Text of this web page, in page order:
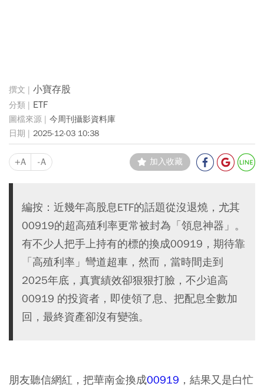
小寶存股
ETF
今周刊攝影資料庫
2025-12-03 10:38
+A -A 加入收藏
編按：近幾年高股息ETF的話題從沒退燒，尤其
00919的超高殖利率更常被封為「領息神器」。
有不少人把手上持有的標的換成00919，期待靠
「高殖利率」彎道超車，然而，當時間走到
2025年底，真實績效卻狠狠打臉，不少追高
00919 的投資者，即使領了息、把配息全數加
回，最終資產卻沒有變強。
朋友聽信網紅，把華南金換成00919 ，結果又是白忙